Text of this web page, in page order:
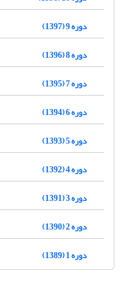
دوره 9 (1397)
دوره 8 (1396)
دوره 7 (1395)
دوره 6 (1394)
دوره 5 (1393)
دوره 4 (1392)
دوره 3 (1391)
دوره 2 (1390)
دوره 1 (1389)